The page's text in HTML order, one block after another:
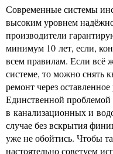
Современные системы
высоким уровнем
производители
минимум 10 лет, если,
всем правилам. Если всё
системе, то можно снять
ремонт через
Единственной проблемой
в канализационных и
случае без вскрытия
уже не обойтись. Чтобы
настоятельно советуем